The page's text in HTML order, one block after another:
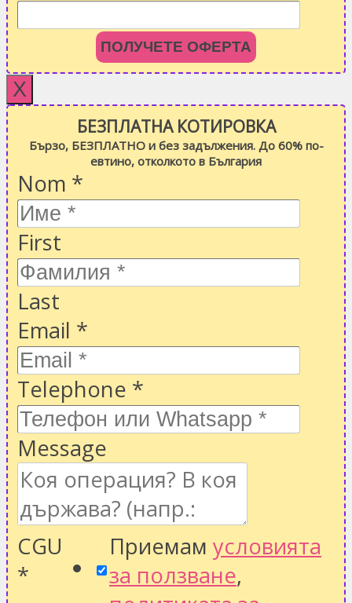
ПОЛУЧЕТЕ ОФЕРТА
X
БЕЗПЛАТНА КОТИРОВКА
Бързо, БЕЗПЛАТНО и без задължения. До 60% по-
евтино, отколкото в България
Nom *
First
Last
Email *
Telephone *
Message
CGU
*
Приемам условията
за ползване,